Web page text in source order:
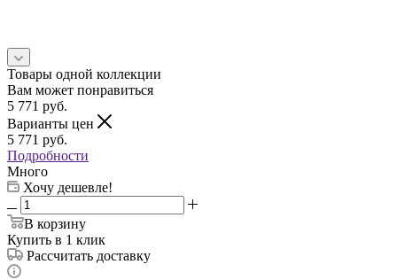
Товары одной коллекции
Вам может понравиться
5 771 руб.
Варианты цен
5 771 руб.
Подробности
Много
Хочу дешевле!
В корзину
Купить в 1 клик
Рассчитать доставку